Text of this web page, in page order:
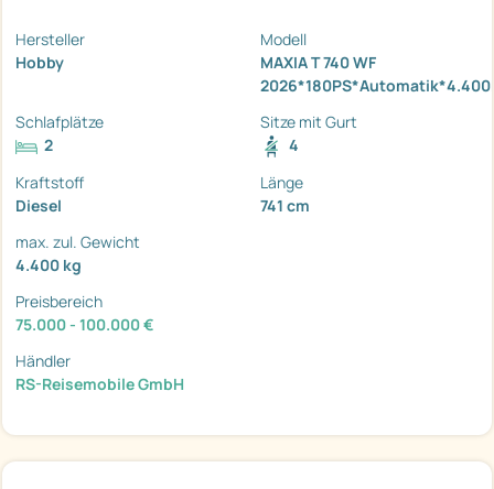
Hersteller
Hobby
Modell
MAXIA T 740 WF
Schlafplätze
2
Sitze mit Gurt
4
Kraftstoff
Diesel
Länge
741 cm
max. zul. Gewicht
4.400 kg
Preisbereich
75.000 - 100.000 €
Händler
RS-Reisemobile GmbH